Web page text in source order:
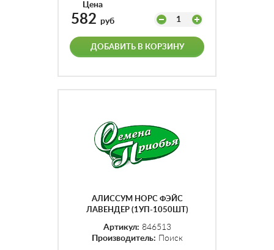
Цена
582 руб 1
ДОБАВИТЬ В КОРЗИНУ
АЛИССУМ НОРС ФЭЙС
ЛАВЕНДЕР (1УП-1050ШТ)
Артикул: 846513
Производитель: Поиск